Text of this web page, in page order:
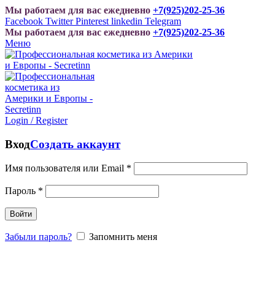
Мы работаем для вас ежедневно +7(925)202-25-36
Facebook Twitter Pinterest linkedin Telegram
Мы работаем для вас ежедневно +7(925)202-25-36
Меню
Login / Register
ВходСоздать аккаунт
Имя пользователя или Email *
Пароль *
Войти
Забыли пароль? Запомнить меня